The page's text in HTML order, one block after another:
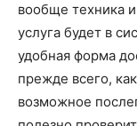
вообще техника
услуга будет в
удобная форма
прежде всего,
возможное